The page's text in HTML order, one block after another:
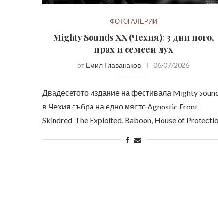
ФОТОГАЛЕРИИ
Mighty Sounds XX (Чехия): 3 дни пого,
прах и семеен дух
от Емил Главанаков 06/07/2026
Двадесетото издание на фестивала Mighty
в Чехия събра на едно място Agnostic Front,
Skindred, The Exploited, Baboon, House of